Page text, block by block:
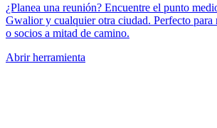
¿Planea una reunión? Encuentre el punto
Gwalior y cualquier otra ciudad. Perfecto para
o socios a mitad de camino.
Abrir herramienta